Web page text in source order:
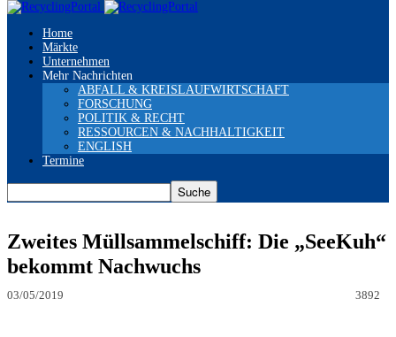
Home
Märkte
Unternehmen
Mehr Nachrichten
ABFALL & KREISLAUFWIRTSCHAFT
FORSCHUNG
POLITIK & RECHT
RESSOURCEN & NACHHALTIGKEIT
ENGLISH
Termine
Zweites Müllsammelschiff: Die „SeeKuh“
bekommt Nachwuchs
03/05/2019 3892